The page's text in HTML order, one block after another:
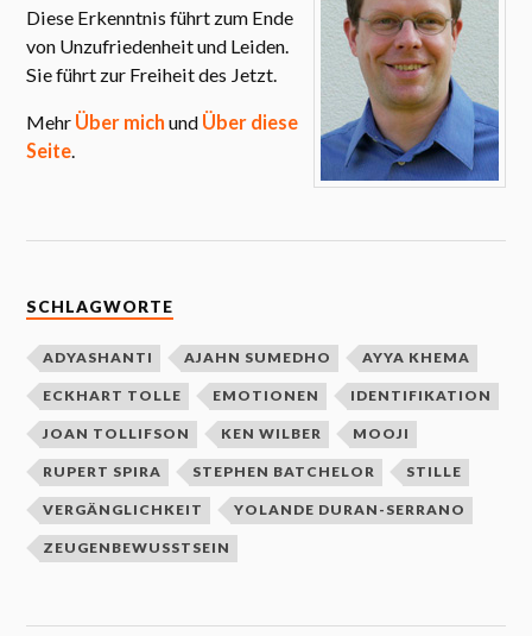
Diese Erkenntnis führt zum Ende
von Unzufriedenheit und Leiden.
Sie führt zur Freiheit des Jetzt.
Mehr Über mich und Über diese
Seite.
SCHLAGWORTE
ADYASHANTI AJAHN SUMEDHO AYYA KHEMA
ECKHART TOLLE EMOTIONEN IDENTIFIKATION
JOAN TOLLIFSON KEN WILBER MOOJI
RUPERT SPIRA STEPHEN BATCHELOR STILLE
VERGÄNGLICHKEIT YOLANDE DURAN-SERRANO
ZEUGENBEWUSSTSEIN